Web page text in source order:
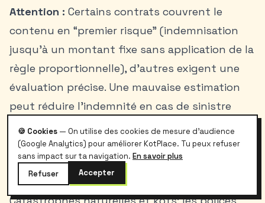
Attention : Certains contrats couvrent le
contenu en “premier risque” (indemnisation
jusqu’à un montant fixe sans application de la
règle proportionnelle), d’autres exigent une
évaluation précise. Une mauvaise estimation
peut réduire l’indemnité en cas de sinistre
important (SPF Économie; Test Achats).
Catastrophes naturelles, assistance et frais
annexes: la protection habitation kot en
pratique
🍪 Cookies — On utilise des cookies de mesure d'audience
(Google Analytics) pour améliorer KotPlace. Tu peux refuser
sans impact sur ta navigation. En savoir plus
Refuser
Accepter